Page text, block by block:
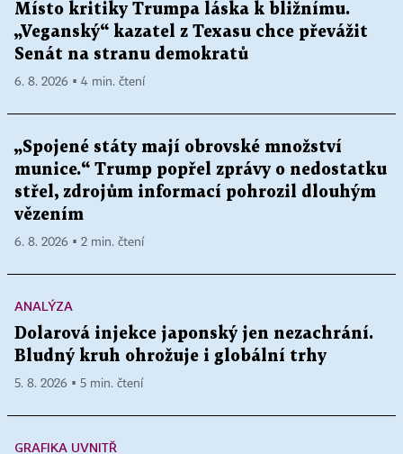
Místo kritiky Trumpa láska k bližnímu.
„Veganský“ kazatel z Texasu chce převážit
Senát na stranu demokratů
6. 8. 2026 ▪ 4 min. čtení
„Spojené státy mají obrovské množství
munice.“ Trump popřel zprávy o nedostatku
střel, zdrojům informací pohrozil dlouhým
vězením
6. 8. 2026 ▪ 2 min. čtení
ANALÝZA
Dolarová injekce japonský jen nezachrání.
Bludný kruh ohrožuje i globální trhy
5. 8. 2026 ▪ 5 min. čtení
GRAFIKA UVNITŘ